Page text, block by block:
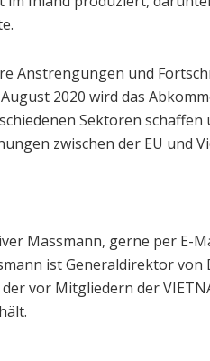
Anstrengungen und
2020 wird das
Sektoren
zwischen der EU und
Massmann, gerne per E-
ist Generaldirektor von
vor Mitgliedern der